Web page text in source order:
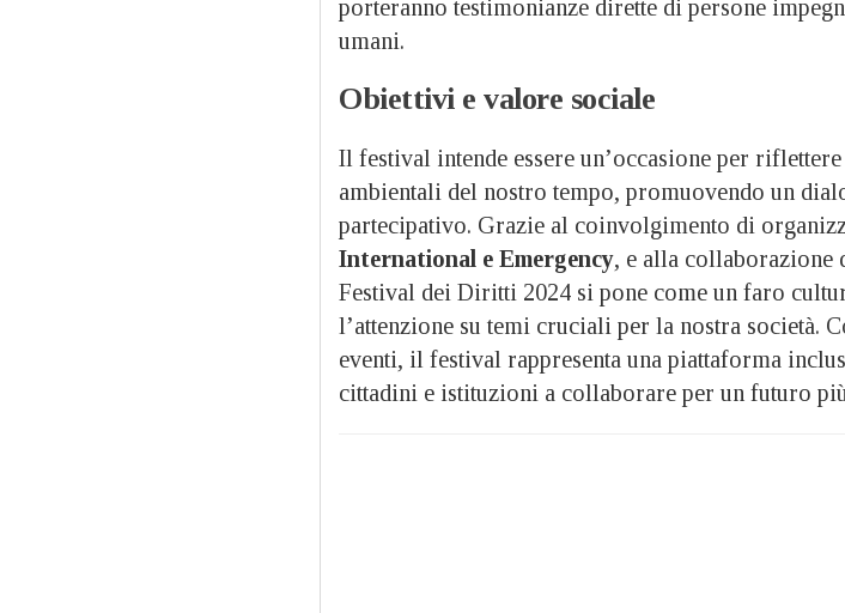
porteranno testimonianze dirette di persone
umani.
Obiettivi e valore sociale
Il festival intende essere un’occasione per
ambientali del nostro tempo, promuovendo un
partecipativo. Grazie al coinvolgimento di
International e Emergency, e alla collaborazione
Festival dei Diritti 2024 si pone come un faro
l’attenzione su temi cruciali per la nostra società.
eventi, il festival rappresenta una piattaforma
cittadini e istituzioni a collaborare per un futuro